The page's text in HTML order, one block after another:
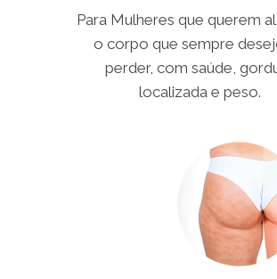
Para Mulheres que querem
o corpo que sempre
perder, com saúde,
localizada e peso.